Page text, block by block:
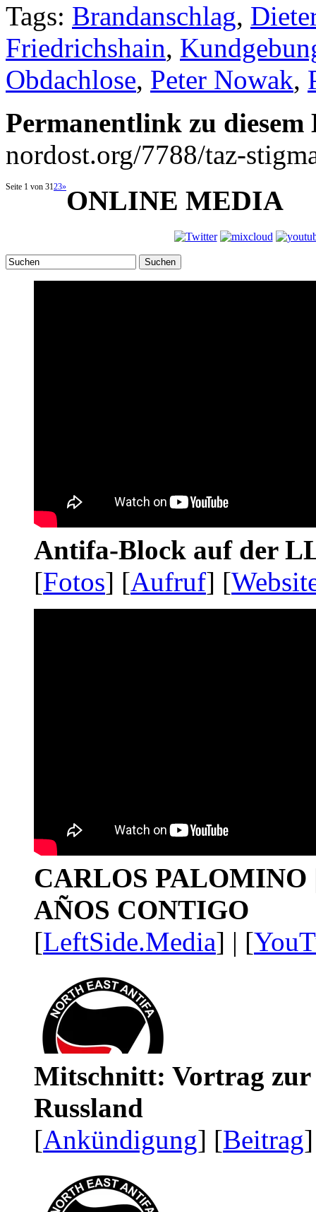
Tags: Brandanschlag,
Friedrichshain,
Obdachlose, Peter Nowak,
Permanentlink zu
nordost.org/7788/taz-
Seite 1 von 3123»ONLINE MEDIA
Suchen
Antifa-Block auf der
[Fotos] [Aufruf] [
CARLOS PALOMINO
AÑOS CONTIGO
[LeftSide.Media] | [
Mitschnitt: Vortrag zur
Russland
[Ankündigung] [Beitrag